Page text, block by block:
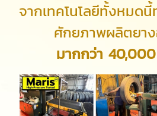
จากเทคโนโลยีทั้งหมด
ศักยภาพผลิตยา
มากกว่า